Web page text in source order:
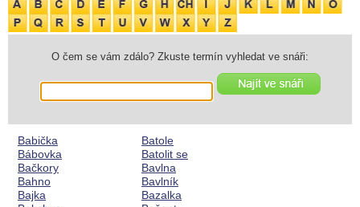
O čem se vám zdálo? Zkuste termín vyhledat ve snáři:
Babička
Bábovka
Bačkory
Bahno
Bajka
Batole
Batolit se
Bavlna
Bavlník
Bazalka